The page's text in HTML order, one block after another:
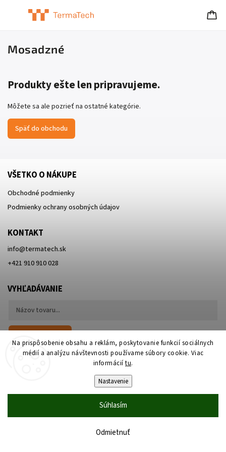
Na prispôsobenie obsahu a reklám, poskytovanie funkcií sociálnych
médií a analýzu návštevnosti používame súbory cookie. Viac
informáciítu.
Nastavenie
Odmietnuť
Súhlasím
Mosadzné
Produkty ešte len pripravujeme.
Môžete sa ale pozrieť na ostatné kategórie.
Späť do obchodu
VŠETKO O NÁKUPE
Obchodné podmienky
Podmienky ochrany osobných údajov
KONTAKT
info@termatech.sk
+421 910 910 028
VYHĽADÁVANIE
Termatech.sk. Všetky práva vyhradené.
Upraviť nastavenie cookies
Shoptet| Design